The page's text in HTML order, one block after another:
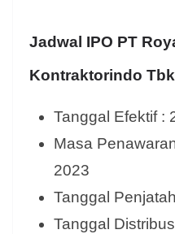
Jadwal IPO PT
Kontraktorindo
Tanggal Efektif :
Masa
2023
Tanggal
Tanggal